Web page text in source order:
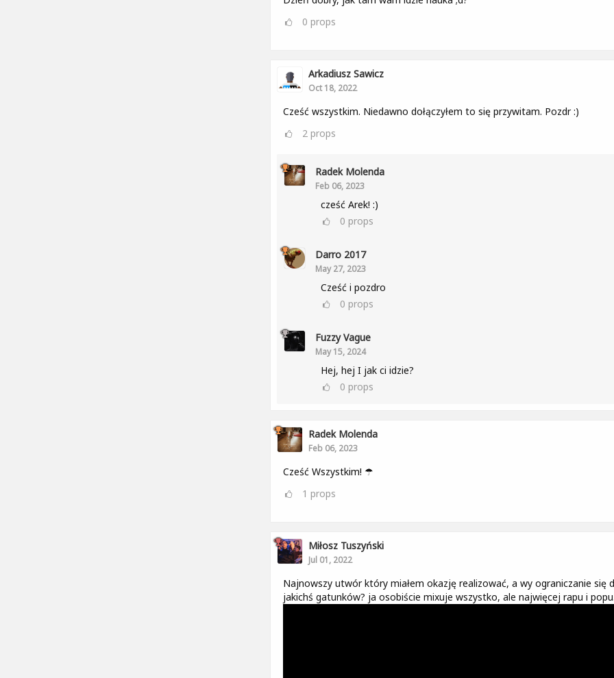
0 props
Arkadiusz Sawicz
Oct 18, 2022
Cześć wszystkim. Niedawno dołączyłem to się przywitam. Pozdr :)
2 props
Radek Molenda
Feb 06, 2023
cześć Arek! :)
0 props
Darro 2017
May 27, 2023
Cześć i pozdro
0 props
Fuzzy Vague
May 15, 2024
Hej, hej I jak ci idzie?
0 props
Radek Molenda
Feb 06, 2023
Cześć Wszystkim! ☂
1 props
Miłosz Tuszyński
Jul 01, 2022
Najnowszy utwór który miałem okazję realizować, a wy ograniczanie się
jakichś gatunków? ja osobiście mixuje wszystko, ale najwięcej rapu i